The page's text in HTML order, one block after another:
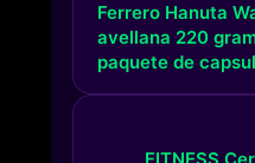
Ferrero Hanuta
avellana 220
paquete de